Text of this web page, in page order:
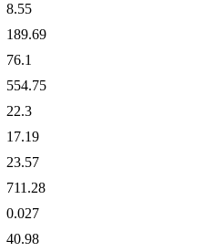
8.55
189.69
76.1
554.75
22.3
17.19
23.57
711.28
0.027
40.98